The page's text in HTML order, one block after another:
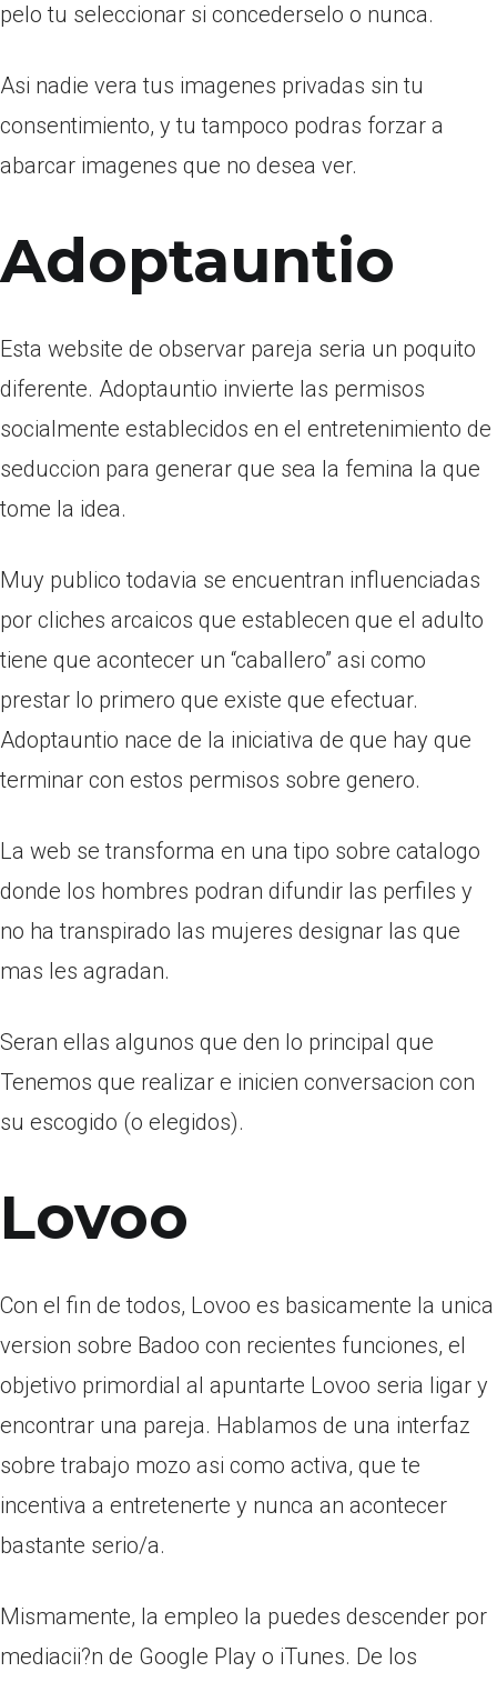
pelo tu seleccionar si concederselo o nunca.
Asi nadie vera tus imagenes privadas sin tu
consentimiento, y tu tampoco podras forzar a
abarcar imagenes que no desea ver.
Adoptauntio
Esta website de observar pareja seri­a un poquito
diferente. Adoptauntio invierte las permisos
socialmente establecidos en el entretenimiento de
seduccion para generar que sea la femina la que
tome la idea.
Muy publico todavia se encuentran influenciadas
por cliches arcaicos que establecen que el adulto
tiene que acontecer un “caballero” asi­ como
prestar lo primero que existe que efectuar.
Adoptauntio nace de la iniciativa de que hay que
terminar con estos permisos sobre genero.
La web se transforma en una tipo sobre catalogo
donde los hombres podran difundir las perfiles y
no ha transpirado las mujeres designar las que
mas les agradan.
Seran ellas algunos que den lo principal que
Tenemos que realizar e inicien conversacion con
su escogido (o elegidos).
Lovoo
Con el fin de todos, Lovoo es basicamente la unica
version sobre Badoo con recientes funciones, el
objetivo primordial al apuntarte Lovoo seri­a ligar y
encontrar una pareja. Hablamos de una interfaz
sobre trabajo mozo asi­ como activa, que te
incentiva a entretenerte y nunca an acontecer
bastante serio/a.
Mismamente, la empleo la puedes descender por
mediacii?n de Google Play o iTunes. De los